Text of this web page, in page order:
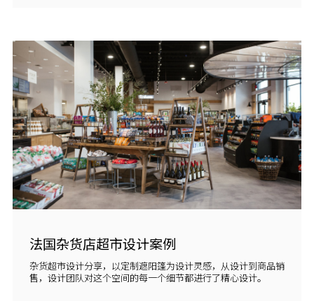
法国杂货店超市设计案例
杂货超市设计分享，以定制遮阳篷为设计灵感，从设计到商品销
售，设计团队对这个空间的每一个细节都进行了精心设计。